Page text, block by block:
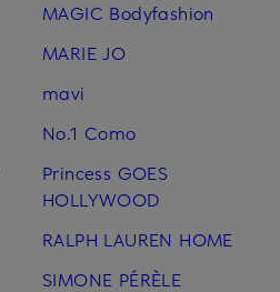
MAGIC Bodyfashion
MARIE JO
mavi
No.1 Como
Princess GOES
HOLLYWOOD
RALPH LAUREN HOME
SIMONE PÉRÈLE